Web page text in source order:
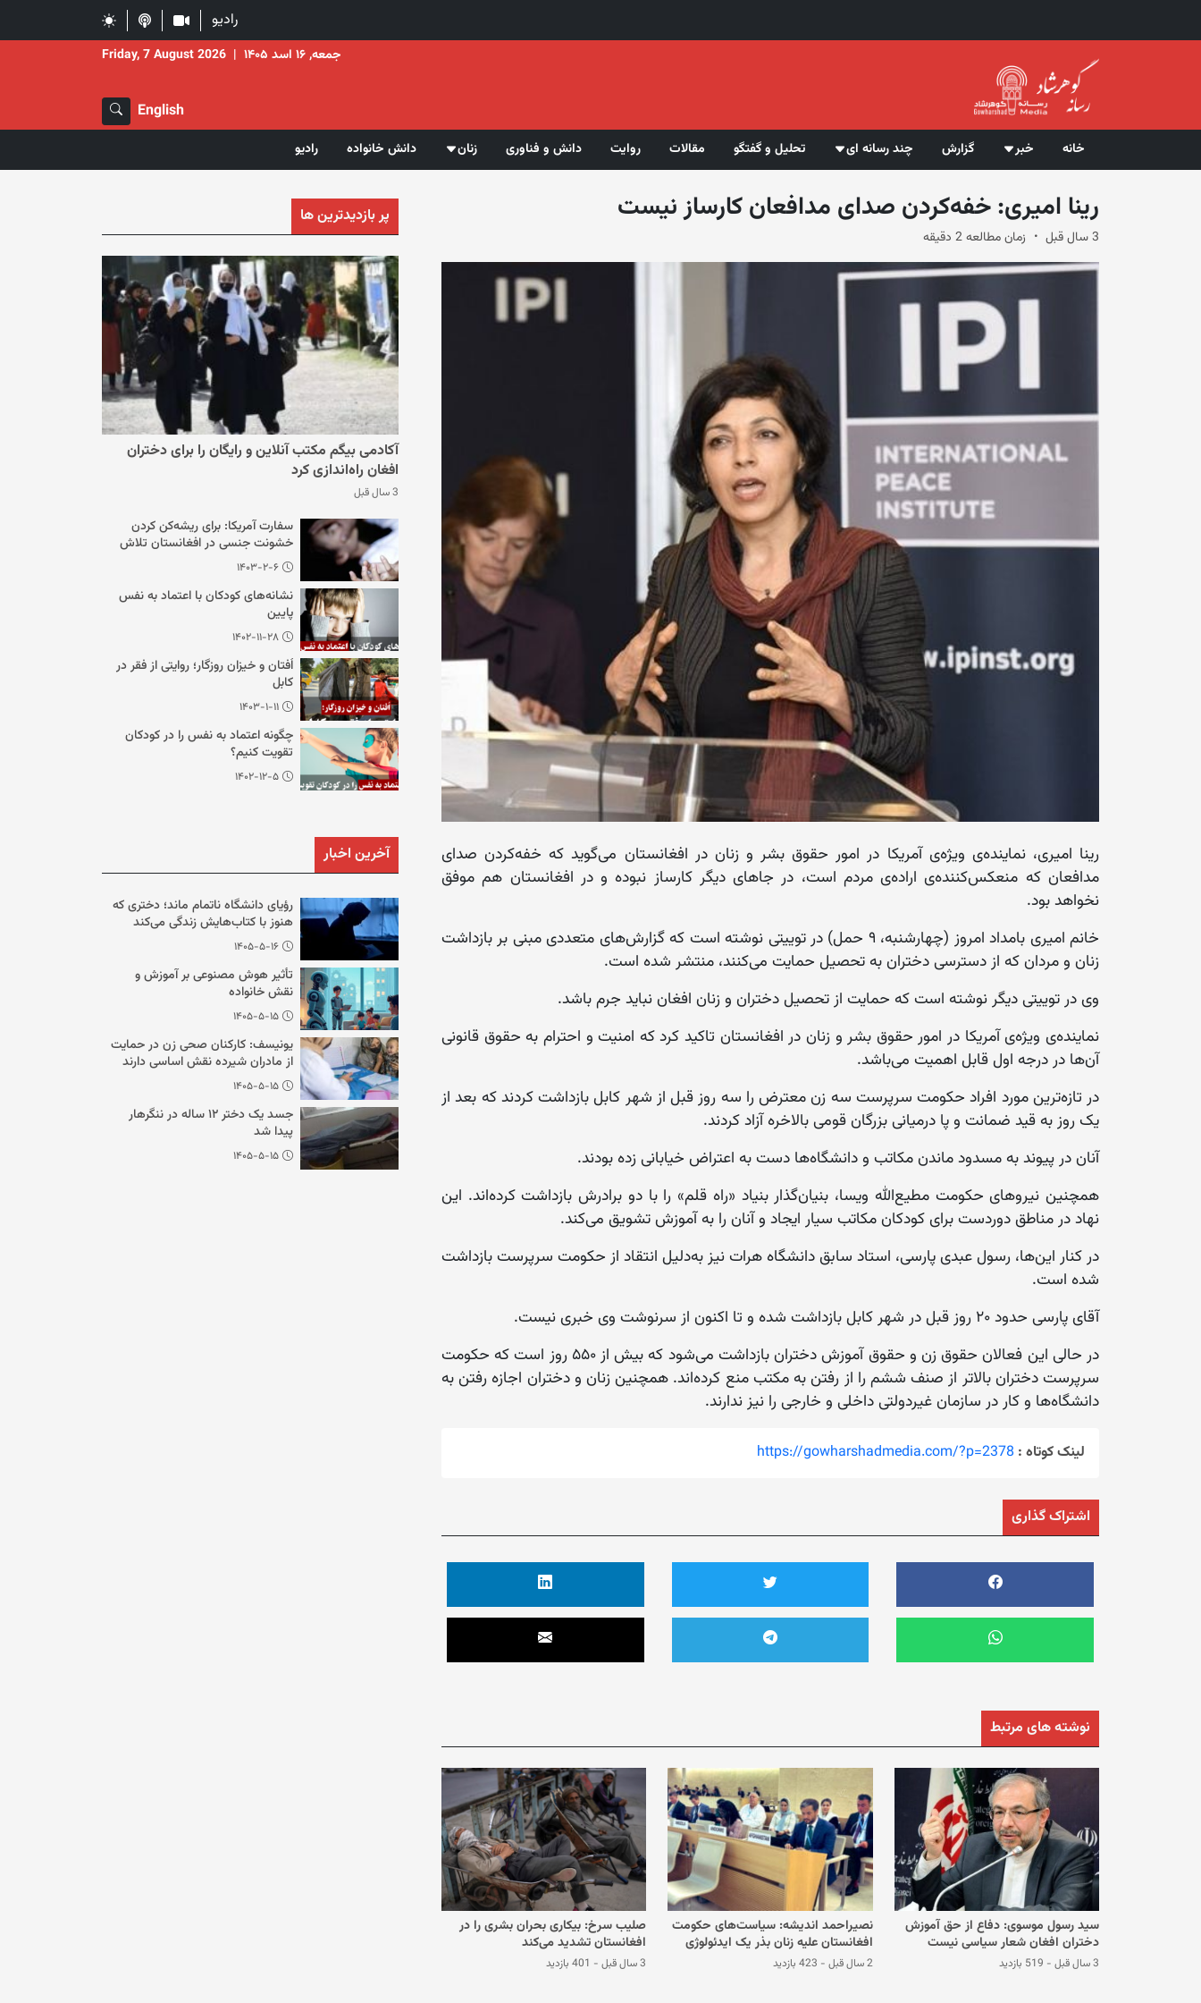
رادیو
جمعه, ۱۶ اسد ۱۴۰۵ |
Friday, 7 August 2026
English
خانه خبر گزارش چند رسانه ای تحلیل و گفتگو مقالات روایت دانش و فناوری زنان دانش خانواده رادیو
رینا امیری: خفه‌کردن صدای مدافعان کارساز نیست
3 سال قبل زمان مطالعه 2 دقیقه
رینا امیری، نماینده‌ی ویژه‌ی آمریکا در امور حقوق بشر و زنان در افغانستان می‌گوید که ‌خفه‌کردن صدای
مدافعان که منعکس‌کننده‌ی اراده‌ی مردم است، در جاهای دیگر کارساز نبوده و در افغانستان هم موفق
نخواهد بود.
خانم امیری بامداد امروز (چهارشنبه، ۹ حمل) در توییتی نوشته است که گزارش‌های متعددی مبنی بر بازداشت
زنان و مردان که از دسترسی دختران به تحصیل حمایت می‌کنند، منتشر شده است.
وی در توییتی دیگر نوشته است که حمایت از تحصیل دختران و زنان افغان نباید جرم باشد.
نماینده‌ی ویژه‌ی آمریکا در امور حقوق بشر و زنان در افغانستان تاکید کرد که امنیت و احترام به حقوق قانونی
آن‌ها در درجه اول قابل اهمیت می‌باشد.
در تازه‌ترین مورد افراد حکومت سرپرست سه زن معترض را سه روز قبل از شهر کابل بازداشت کردند که بعد از
یک روز به قید ضمانت و پا درمیانی بزرگان قومی بالاخره آزاد کردند.
آنان در پیوند به مسدود ماندن مکاتب و دانشگاه‌ها دست به اعتراض خیابانی زده بودند.
همچنین نیروهای حکومت مطیع‌الله ویسا، بنیان‌گذار بنیاد «راه قلم» را با دو برادرش بازداشت کرده‌‌اند. این
نهاد در مناطق دوردست برای کودکان مکاتب سیار ایجاد و آنان را به آموزش تشویق می‌کند.
در کنار این‌ها، رسول عبدی پارسی، استاد سابق دانشگاه هرات نیز به‌دلیل انتقاد از حکومت سرپرست بازداشت
شده است.
آقای پارسی حدود ۲۰ روز قبل در شهر کابل بازداشت شده و تا اکنون از سرنوشت وی خبری نیست.
در حالی این فعالان حقوق زن و حقوق آموزش دختران بازداشت می‌شود که بیش از ۵۵۰ روز است که حکومت
سرپرست دختران بالاتر از صنف ششم را از رفتن به مکتب منع کرده‌اند. همچنین زنان و دختران اجازه رفتن به
دانشگاه‌ها و کار در سازمان غیردولتی داخلی و خارجی را نیز ندارند.
لینک کوتاه : https://gowharshadmedia.com/?p=2378
اشتراک گذاری
نوشته های مرتبط
سید رسول موسوی: دفاع از حق آموزش
دختران افغان شعار سیاسی نیست
3 سال قبل - 519 بازدید
نصیراحمد اندیشه: سیاست‌های حکومت
افغانستان علیه زنان بذر یک ایدئولوژی
خطرناک را در افغانستان می‌کارد
2 سال قبل - 423 بازدید
صلیب سرخ: بیکاری بحران بشری را در
افغانستان تشدید می‌کند
3 سال قبل - 401 بازدید
پر بازدیدترین ها
آکادمی بیگم مکتب آنلاین و رایگان را برای دختران
افغان راه‌اندازی کرد
3 سال قبل
سفارت آمریکا: برای ریشه‌کن کردن
خشونت جنسی در افغانستان تلاش
می‌کنیم
۱۴۰۳-۲-۶
نشانه‌های کودکان با اعتماد به نفس
پایین
۱۴۰۲-۱۱-۲۸
اُفتان و خیزان روزگار؛ روایتی از فقر در
کابل
۱۴۰۳-۱-۱۱
چگونه اعتماد به نفس را در کودکان
تقویت کنیم؟
۱۴۰۲-۱۲-۵
آخرین اخبار
رؤیای دانشگاه ناتمام ماند؛ دختری که
هنوز با کتاب‌هایش زندگی می‌کند
۱۴۰۵-۵-۱۶
تأثیر هوش مصنوعی بر آموزش و
نقش خانواده
۱۴۰۵-۵-۱۵
یونیسف: کارکنان صحی زن در حمایت
از مادران شیرده نقش اساسی دارند
۱۴۰۵-۵-۱۵
جسد یک دختر ۱۲ ساله در ننگرهار
پیدا شد
۱۴۰۵-۵-۱۵